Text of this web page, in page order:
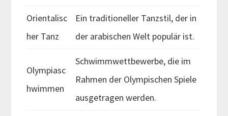
Orientalisc
her Tanz
Ein traditioneller Tanzstil, der in
der arabischen Welt populär ist.
Olympiasc
hwimmen
Schwimmwettbewerbe, die im
Rahmen der Olympischen Spiele
ausgetragen werden.